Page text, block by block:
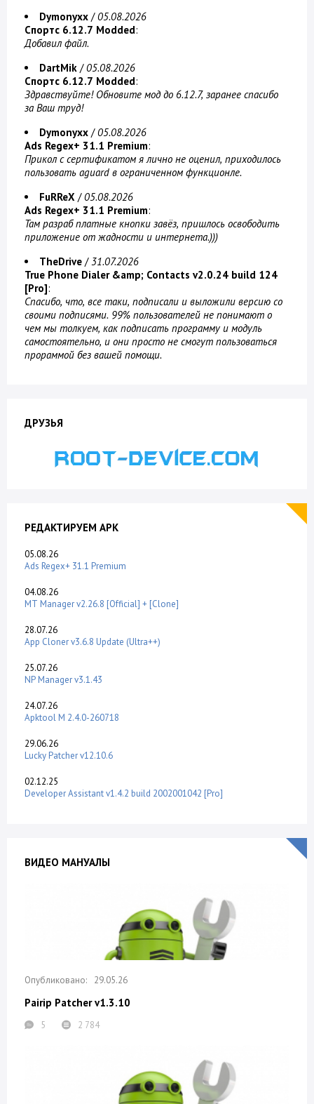
Dymonyxx /05.08.2026
Спортс 6.12.7 Modded:
Добавил файл.
DartMik /05.08.2026
Спортс 6.12.7 Modded:
Здравствуйте! Обновите мод до 6.12.7, заранее спасибо
за Ваш труд!
Dymonyxx /05.08.2026
Ads Regex+ 31.1 Premium:
Прикол с сертификатом я лично не оценил, приходилось
пользовать aguard в ограниченном функционле.
FuRReX /05.08.2026
Ads Regex+ 31.1 Premium:
Там разраб платные кнопки завёз, пришлось освободить
приложение от жадности и интернета.)))
TheDrive / 31.07.2026
True Phone Dialer &amp; Contacts v2.0.24 build 124
[Pro]:
Спасибо, что, все таки, подписали и выложили версию со
своими подписями. 99% пользователей не понимают о
чем мы толкуем, как подписать программу и модуль
самостоятельно, и они просто не смогут пользоваться
прораммой без вашей помощи.
ДРУЗЬЯ
РЕДАКТИРУЕМ APK
05.08.26
Ads Regex+ 31.1 Premium
04.08.26
MT Manager v2.26.8 [Official] + [Clone]
28.07.26
App Cloner v3.6.8 Update (Ultra++)
25.07.26
NP Manager v3.1.43
24.07.26
Apktool M 2.4.0-260718
29.06.26
Lucky Patcher v12.10.6
02.12.25
Developer Assistant v1.4.2 build 2002001042 [Pro]
ВИДЕО МАНУАЛЫ
29.05.26
Pairip Patcher v1.3.10
5 2 784